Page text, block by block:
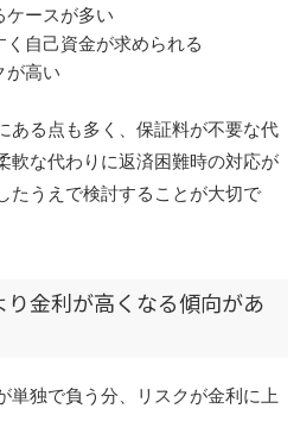
ケースが多い
自己資金が求められる
が高い
ある点も多く、保証料が不要な代
軟な代わりに返済困難時の対応が
たうえで検討することが大切で
金利が高くなる傾向があ
単独で負う分、リスクが金利に上